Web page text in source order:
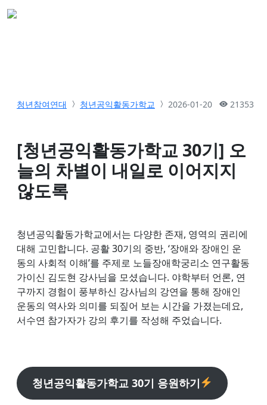
청년참여연대 청년공익활동가학교 2026-01-20 21353
[청년공익활동가학교 30기] 오
늘의 차별이 내일로 이어지지
않도록
청년공익활동가학교에서는 다양한 존재, 영역의 권리에
대해 고민합니다. 공활 30기의 중반, ‘장애와 장애인 운
동의 사회적 이해’를 주제로 노들장애학궁리소 연구활동
가이신 김도현 강사님을 모셨습니다. 야학부터 언론, 연
구까지 경험이 풍부하신 강사님의 강연을 통해 장애인
운동의 역사와 의미를 되짚어 보는 시간을 가졌는데요,
서수연 참가자가 강의 후기를 작성해 주었습니다.
청년공익활동가학교 30기 응원하기